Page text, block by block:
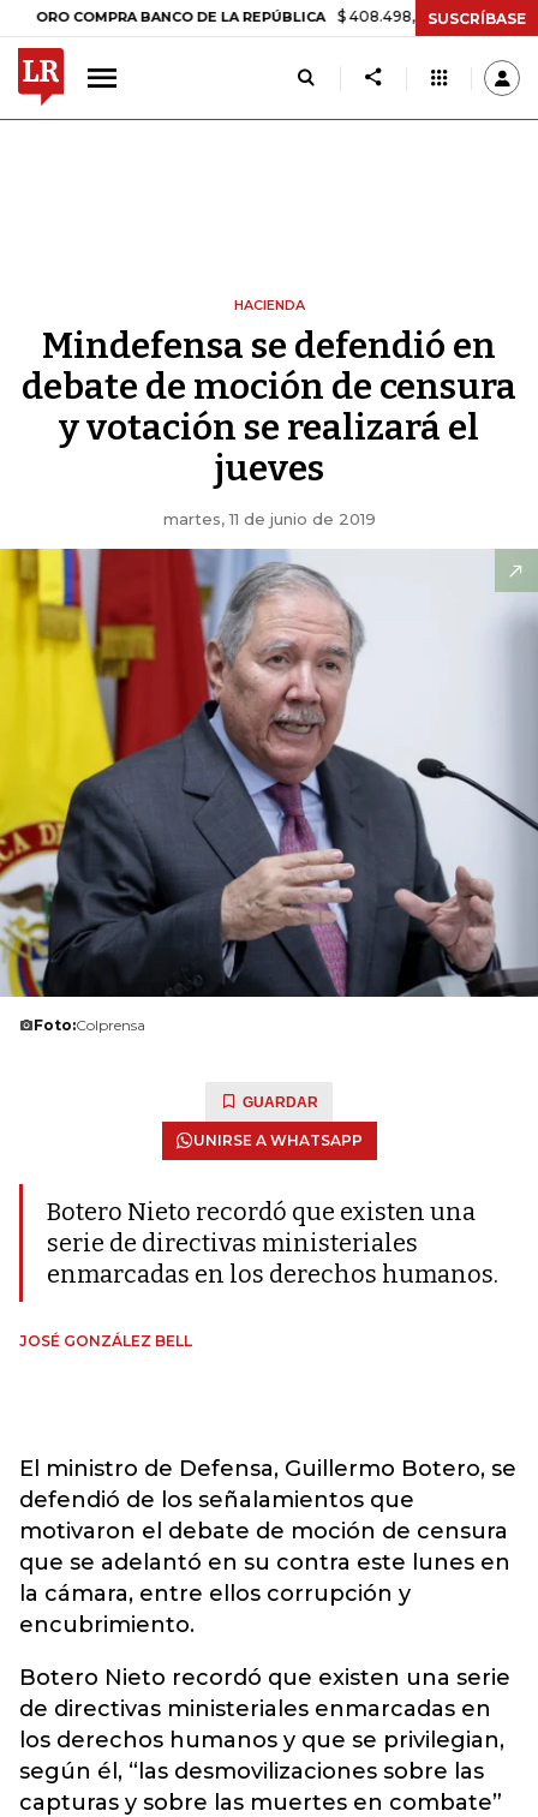
COMPRA BANCO DE LA REPÚBLICA $ 408.498,97 +$ 8.753,81 +2,19%
SUSCRÍBASE
HACIENDA
Mindefensa se defendió en
debate de moción de censura
y votación se realizará el
jueves
martes, 11 de junio de 2019
Foto:Colprensa
GUARDAR
UNIRSE A WHATSAPP
Botero Nieto recordó que existen una
serie de directivas ministeriales
enmarcadas en los derechos humanos.
JOSÉ GONZÁLEZ BELL
El ministro de Defensa, Guillermo Botero, se
defendió de los señalamientos que
motivaron el debate de moción de censura
que se adelantó en su contra este lunes en
la cámara, entre ellos corrupción y
encubrimiento.
Botero Nieto recordó que existen una serie
de directivas ministeriales enmarcadas en
los derechos humanos y que se privilegian,
según él, “las desmovilizaciones sobre las
capturas y sobre las muertes en combate”